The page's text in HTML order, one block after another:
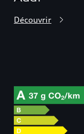
Découvrir